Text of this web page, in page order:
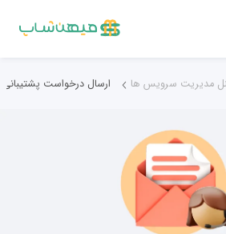
مدیریت سرویس ها ارسال درخواست پشتیبانی